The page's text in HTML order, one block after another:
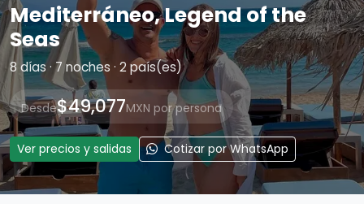
Mediterráneo, Legend of the
Seas
8 días · 7 noches · 2 país(es)
Desde$49,077MXN por persona
Ver precios y salidas Cotizar por WhatsApp